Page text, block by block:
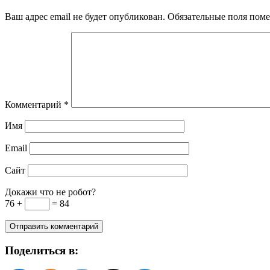
Ваш адрес email не будет опубликован. Обязательные поля
Комментарий *
Имя
Email
Сайт
Докажи что не робот?
76 +
= 84
Поделиться в: